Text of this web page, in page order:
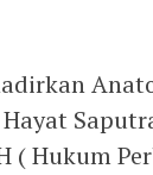
( Hukum